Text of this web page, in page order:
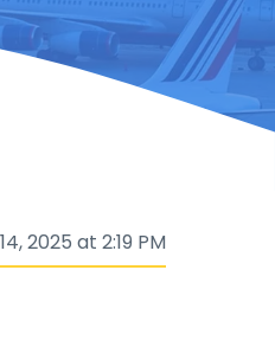
2025 at 2:19 PM